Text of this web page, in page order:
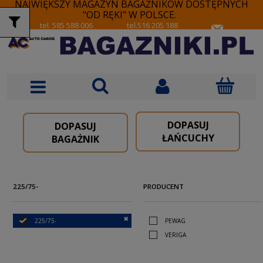
NAJWIĘKSZY MAGAZYN BAGAŻNIKÓW DOSTĘPNYCH
"OD RĘKI" W POLSCE.
tel. 585 588 006 tel.516 205 188
DOPASUJ
BAGAŻNIK
DOPASUJ
ŁAŃCUCHY
225/75-
225/75-
PRODUCENT
PEWAG
VERIGA